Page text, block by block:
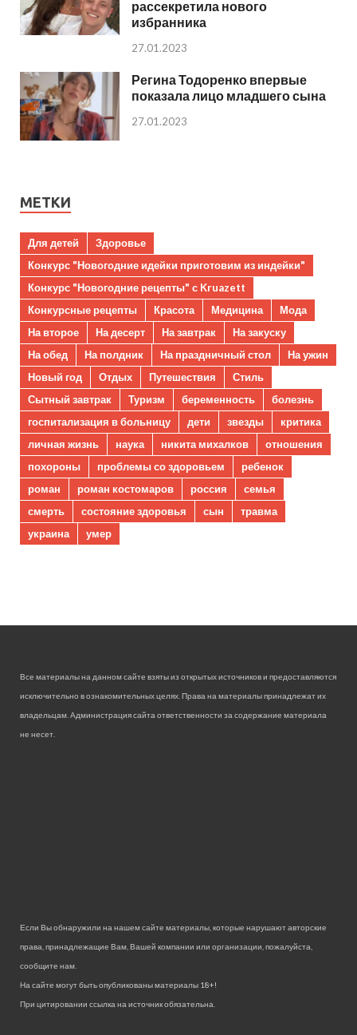
рассекретила нового
избранника
27.01.2023
Регина Тодоренко впервые
показала лицо младшего сына
27.01.2023
МЕТКИ
Для детей
Здоровье
Конкурс "Новогодние идейки приготовим из индейки"
Конкурс "Новогодние рецепты" с Kruazett
Конкурсные рецепты
Красота Медицина
Мода
На второе
На десерт На завтрак
На закуску
На обед
На полдник На праздничный стол
На ужин
Новый год
Отдых Путешествия
Стиль
Сытный завтрак
Туризм беременность
болезнь
госпитализация в больницу
дети звезды
критика
личная жизнь
наука никита михалков
отношения
похороны
проблемы со здоровьем
ребенок
роман
роман костомаров россия
семья
смерть
состояние здоровья сын
травма
украина
умер
Все материалы на данном сайте взяты из открытых источников и предоставляются
исключительно в ознакомительных целях. Права на материалы принадлежат их
владельцам. Администрация сайта ответственности за содержание материала
не несет.
Если Вы обнаружили на нашем сайте материалы, которые нарушают авторские
права, принадлежащие Вам, Вашей компании или организации, пожалуйста,
сообщите нам.
На сайте могут быть опубликованы материалы 18+!
При цитировании ссылка на источник обязательна.